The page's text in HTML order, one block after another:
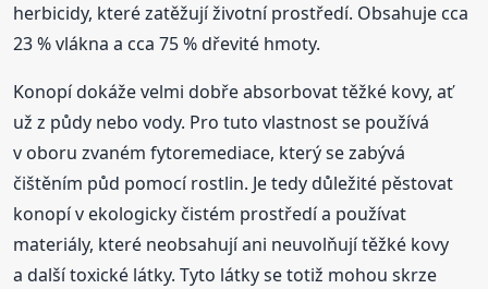
herbicidy, které zatěžují životní prostředí. Obsahuje cca
23 % vlákna a cca 75 % dřevité hmoty.
Konopí dokáže velmi dobře absorbovat těžké kovy, ať
už z půdy nebo vody. Pro tuto vlastnost se používá
v oboru zvaném fytoremediace, který se zabývá
čištěním půd pomocí rostlin. Je tedy důležité pěstovat
konopí v ekologicky čistém prostředí a používat
materiály, které neobsahují ani neuvolňují těžké kovy
a další toxické látky. Tyto látky se totiž mohou skrze